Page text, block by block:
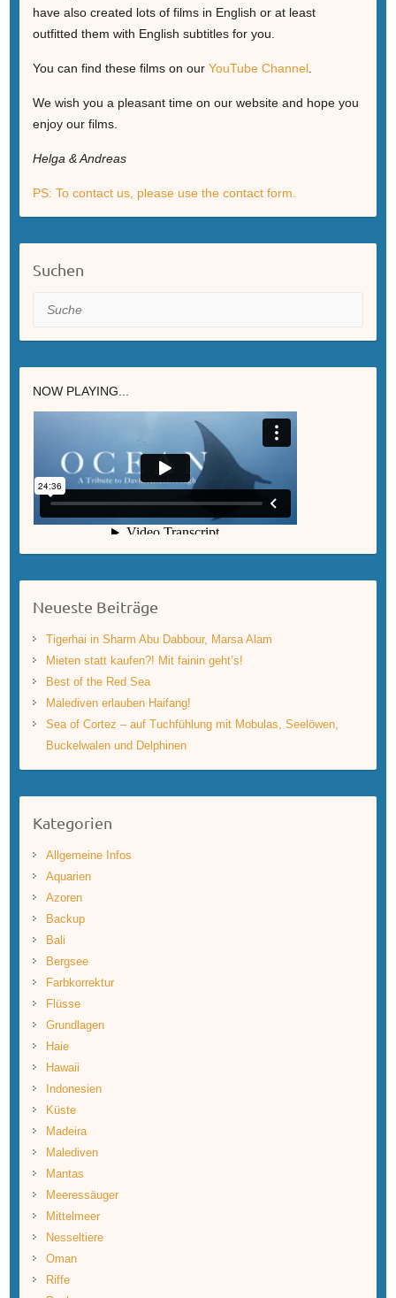
have also created lots of films in English or at least
outfitted them with English subtitles for you.
You can find these films on our YouTube Channel.
We wish you a pleasant time on our website and hope you
enjoy our films.
Helga & Andreas
PS: To contact us, please use the contact form.
Suchen
Suche
NOW PLAYING...
Neueste Beiträge
Tigerhai in Sharm Abu Dabbour, Marsa Alam
Mieten statt kaufen?! Mit fainin geht’s!
Best of the Red Sea
Malediven erlauben Haifang!
Sea of Cortez – auf Tuchfühlung mit Mobulas, Seelöwen,
Buckelwalen und Delphinen
Kategorien
Allgemeine Infos
Aquarien
Azoren
Backup
Bali
Bergsee
Farbkorrektur
Flüsse
Grundlagen
Haie
Hawaii
Indonesien
Küste
Madeira
Malediven
Mantas
Meeressäuger
Mittelmeer
Nesseltiere
Oman
Riffe